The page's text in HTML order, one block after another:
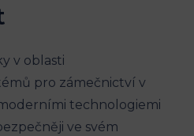
v oblasti
pro zámečnictví v
technologiemi
ve svém